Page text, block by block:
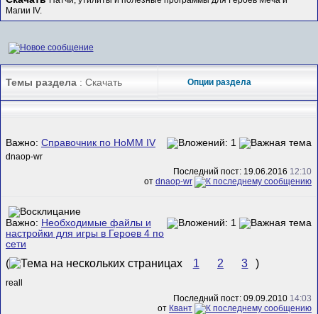
Магии IV.
Темы раздела : Скачать Опции раздела
Важно: Справочник по HoMM IV
dnaop-wr
Последний пост: 19.06.2016 12:10
от dnaop-wr
Важно: Необходимые файлы и
настройки для игры в Героев 4 по
сети
( 1 2 3 )
reall
Последний пост: 09.09.2010 14:03
от Квант